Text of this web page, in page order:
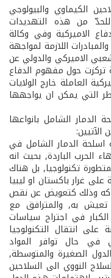
الكيماوي والبيولوجي
من هذه التهديدات
الاميركية وفي وكالة
اللازمة لمواجهة
الاميركي والدولي عن
تركزت حول مفهوم الدفاع
العاملة خارج الولايات
التي يمكن ان يواجهها
الشامل بانواعها
الآتيين:
اسلحة الدمار الشامل في
الحرب الباردة, بحيث انه
تكنولوجيا, بل هناك
غرار باكستان او ليبيا
وذلك كتعويض عن نقص
تعيش به, والمترافق مع
في اجتراح سياسات
انتقال التكنولوجيا
في حال توافر المواد
الصغيرة والمتوسطة,
النووي الى السلاحين